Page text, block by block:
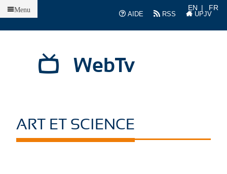
AIDE
RSS UPJV
EN FR
WebTv
Menu
ART ET SCIENCE